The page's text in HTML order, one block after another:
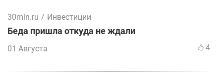
30mln.ru / Инвестиции
Беда пришла откуда не ждали
01 Августа 4